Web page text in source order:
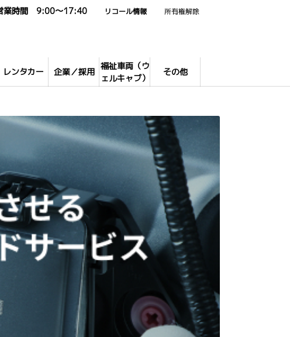
レンタカー 企業／採用
福祉車両（ウ
ェルキャブ）
その他
業時間 9:00～17:40 リコール情報 所有権解除